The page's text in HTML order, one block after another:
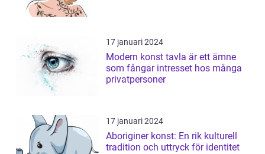
17 januari 2024
Modern konst tavla är ett ämne
som fångar intresset hos många
privatpersoner
17 januari 2024
Aboriginer konst: En rik kulturell
tradition och uttryck för identitet